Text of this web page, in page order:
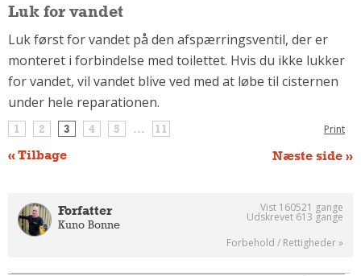
GARTNER
Beplantning
Belægning
Skadedyr
Om Værktøj
Andet
RENGØRING
Pletleksikon
Luk for vandet
Luk først for vandet på den afspærringsventil, der er
monteret i forbindelse med toilettet. Hvis du ikke lukker
for vandet, vil vandet blive ved med at løbe til cisternen
under hele reparationen.
1 2 3 4 5 ... 11
« Tilbage Næste side »
Print
Forfatter
Kuno Bonne
Vist 160521 gange
Udskrevet 613 gange
Forbehold / Rettigheder »